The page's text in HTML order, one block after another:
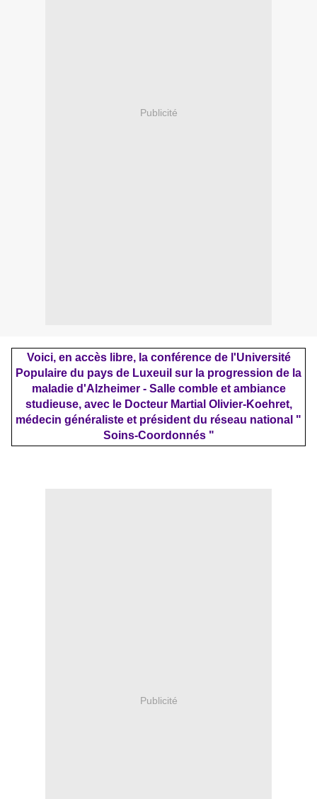
Publicité
Voici, en accès libre, la conférence de l'Université
Populaire du pays de Luxeuil sur la progression de la
maladie d'Alzheimer - Salle comble et ambiance
studieuse, avec le Docteur Martial Olivier-Koehret,
médecin généraliste et président du réseau national "
Soins-Coordonnés "
Publicité